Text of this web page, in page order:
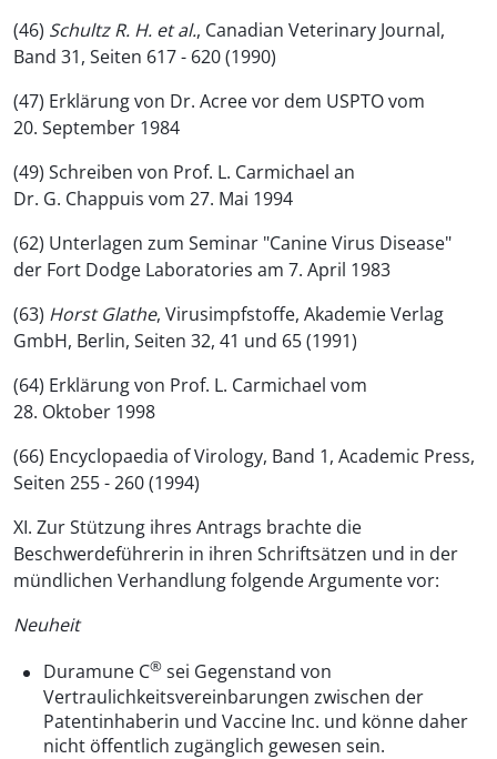
(46) SchultzR. H. et al., Canadian Veterinary Journal,
Band 31, Seiten 617 - 620 (1990)
(47) Erklärung von Dr. Acree vor dem USPTO vom
20. September 1984
(49) Schreiben von Prof. L. Carmichael an
Dr. G. Chappuis vom 27. Mai 1994
(62) Unterlagen zum Seminar "Canine Virus Disease"
der Fort Dodge Laboratories am 7. April 1983
(63) Horst Glathe, Virusimpfstoffe, Akademie Verlag
GmbH, Berlin, Seiten 32, 41 und 65 (1991)
(64) Erklärung von Prof. L. Carmichael vom
28. Oktober 1998
(66) Encyclopaedia of Virology, Band 1, Academic Press,
Seiten 255 - 260 (1994)
XI. Zur Stützung ihres Antrags brachte die
Beschwerdeführerin in ihren Schriftsätzen und in der
mündlichen Verhandlung folgende Argumente vor:
Neuheit
Duramune C® sei Gegenstand von
Vertraulichkeitsvereinbarungen zwischen der
Patentinhaberin und Vaccine Inc. und könne daher
nicht öffentlich zugänglich gewesen sein.